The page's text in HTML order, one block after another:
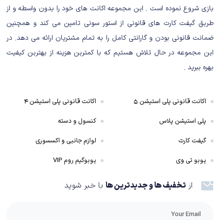
تیم با بازی کردن راش مأموریت‌ها را تموم کنید و حتی در قسمت Clubs، همراه
دوستان هرکدام یکی از پنج بازیکن این حالت را کنترل کنید.
تغییرات گیم پلی FC 25
مشخص و تعیین کنید که هر بازیکنی، دقیقا به چه شکلی باید بازی کند و در
شخصی‌سازی نقش بازیکنان و سیستم بازی کلی تیم در پی خواهد داشت و حتی
بازیکنان بتوانند از طریق یک کد تاکتیک‌های خودشان را با سایر بازیکنان بازی به
بازی شروع نموده است . این مجموعه اکانت های خود را بدون واسطه و از
طریق گیفت کارت های قانونی از استور سونی تامین می کند و همچنین
ضمانت قانونی بودن و گارانتی کامل را به تمام مشتریان ارائه می دهد. در
این مجموعه در حال تلاش هستیم که با کمترین هزینه از بهترین کیفیت
بهره ببرید .
اکانت قانونی پلی استیشن ۵
پلی استیشن پلاس
گیفت کارت
پوبو تی وی
اکانت قانونی پلی استیشن ۴
کنسول و دسته
لوازم جانبی و اکسسوری
پوبوگیم روم VIP
از تخفیف ها و جدیدترین ها با خبر شوید